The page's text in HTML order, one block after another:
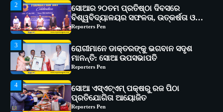
3
ରୋଗୀମାନେ ଡାକ୍ତରଙ୍କୁ ଭଗବାନ ସଦୃଶ
ମାନନ୍ତି: ସୋଆ ଉପସଭାପତି
Reporters Pen
4
ସୋଆ ଏସ୍‌ଏଚ୍‌ଏମ୍ ପକ୍ଷରୁ ରଜ ପିଠା
ପ୍ରତିଯୋଗିତା ଆୟୋଜିତ
Reporters Pen
5
ଭାରତର ଦ୍ୱିତୀୟ ହସ୍ପିଟାଲ୍ ଭାବେ
ଆଇଏମ୍‌ଏସ୍ ଆଣ୍ଡ ସମ ହସ୍ପିଟାଲ୍‌ରେ
ଅତ୍ୟାଧୁନିକ ଡିଜିସ୍କାନର ସ୍ଥାପନ
Reporters Pen